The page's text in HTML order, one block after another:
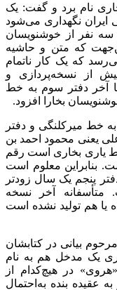
نام برد و گفت: یک
ایران نگهداری می‌شود
نفر از خوشنویسان
که متن و حاشیه
که یک کار ناتمام
از نسخه‌پردازی و
آخر دفتر سوم به خط
بخارا افزود.
خط میرکلنگی و دفتر
یعنی محمود احمد بن
یاری بخاری است رقم
و تاریخ دفتر پنجم رجب ۹۵۶ است. بنابراین معلوم است
پنجم یک سال زودتر
متأسفانه آخر نسخه
یا هم تولید نشده است
بیانی در کتابشان
یک مدخل هم به نام
در هیچ‌کدام از
عقیده بنده به‌احتمال